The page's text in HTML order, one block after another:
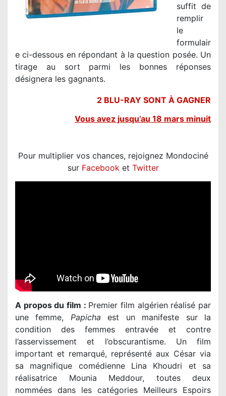
suffit de
remplir
le
formulair
e ci-dessous en répondant à la question posée. Un
tirage au sort parmi les bonnes réponses
désignera les gagnants.
2 BLU-RAY SONT À GAGNER
Vous avez jusqu’au 18 mars minuit
Pour multiplier vos chances, rejoignez Mondociné
sur Facebooket Twitter
A propos du film : Premier film algérien réalisé par
une femme, Papicha est un manifeste sur la
condition des femmes entravée et contre
l’asservissement et l’obscurantisme. Un film
important et remarqué, représenté aux César via
sa magnifique comédienne Lina Khoudri et sa
réalisatrice Mounia Meddour, toutes deux
nommées dans les catégories Meilleurs Espoirs